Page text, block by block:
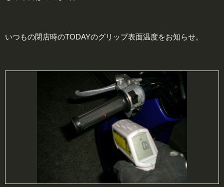
いつもの閉店時のTODAYのグリップ表面温度をお知らせ。